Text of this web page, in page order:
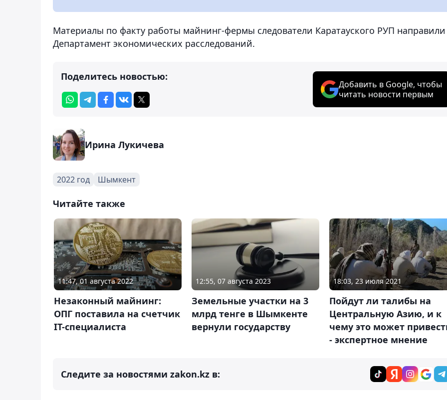
Материалы по факту работы майнинг-фермы следователи Каратауского РУП
Департамент экономических расследований.
Поделитесь новостью:
Добавить в Google, чтобы
читать новости первым
Ирина Лукичева
2022 год Шымкент
Читайте также
11:47, 01 августа 2022
Незаконный майнинг:
ОПГ поставила на счетчик
IT-специалиста
12:55, 07 августа 2023
Земельные участки на 3
млрд тенге в Шымкенте
вернули государству
18:03, 23 июля 2021
Пойдут ли талибы на
Центральную Азию, и к
чему это может
- экспертное мнение
Следите за новостями zakon.kz в: